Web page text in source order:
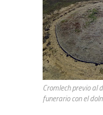
Cromlech previo al
funerario con el